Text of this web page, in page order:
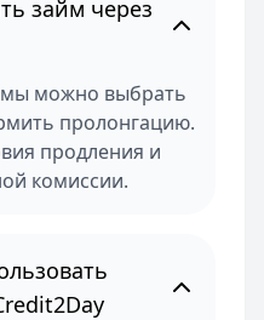
займ через
можно выбрать
пролонгацию.
продления и
комиссии.